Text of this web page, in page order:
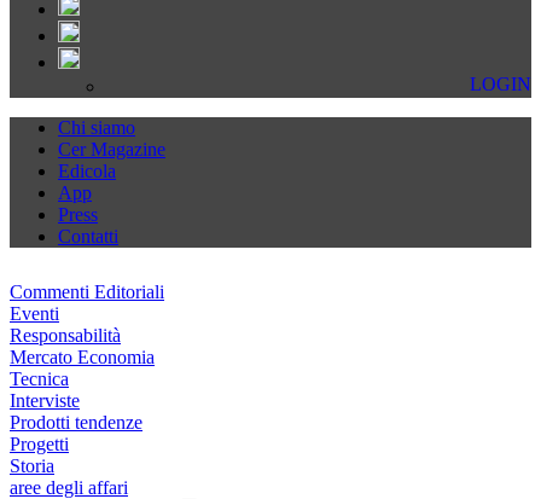
LOGIN
Chi siamo
Cer Magazine
Edicola
App
Press
Contatti
Commenti Editoriali
Eventi
Responsabilità
Mercato Economia
Tecnica
Interviste
Prodotti tendenze
Progetti
Storia
aree degli affari